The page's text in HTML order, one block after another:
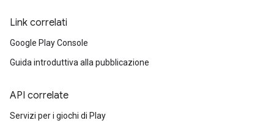
Link correlati
Google Play Console
Guida introduttiva alla pubblicazione
API correlate
Servizi per i giochi di Play